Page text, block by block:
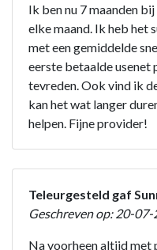
Ik ben nu 7 maanden
elke maand. Ik heb het
met een gemiddelde
eerste betaalde usenet
tevreden. Ook vind ik
kan het wat langer
helpen. Fijne provider!
Teleurgesteld gaf
Geschreven op: 20-
Na voorheen altijd